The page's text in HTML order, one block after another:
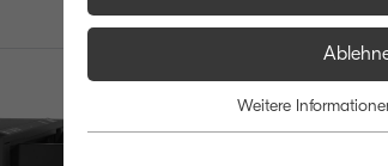
Weitere